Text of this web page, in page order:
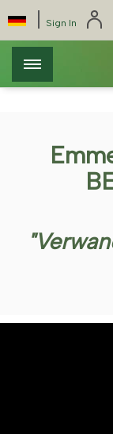
Direkt
zum
Inhalt
Select
language
Sign In
Pannello di